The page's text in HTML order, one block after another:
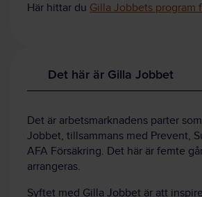
Här hittar du Gilla Jobbets program
Det här är Gilla Jobbet
Det är arbetsmarknadens parter
Jobbet, tillsammans med Prevent,
AFA Försäkring. Det här är femte
arrangeras.
Syftet med Gilla Jobbet är att